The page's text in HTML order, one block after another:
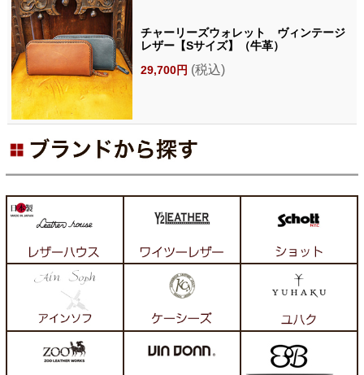
チャーリーズウォレット ヴィンテージ
レザー【Sサイズ】（牛革）
29,700円 (税込)